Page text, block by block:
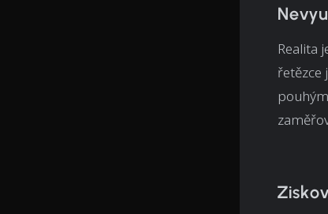
Realita
řetězce